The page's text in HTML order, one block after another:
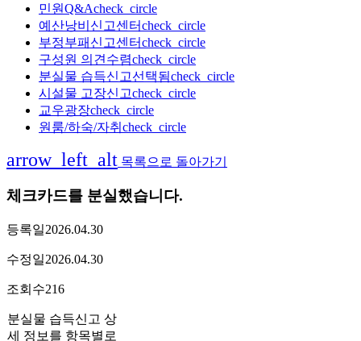
민원Q&Acheck_circle
예산낭비신고센터check_circle
부정부패신고센터check_circle
구성원 의견수렴check_circle
분실물 습득신고선택됨check_circle
시설물 고장신고check_circle
교우광장check_circle
원룸/하숙/자취 check_circle
arrow_left_alt 목록으로 돌아가기
체크카드를 분실했습니다.
등록일2026.04.30
수정일2026.04.30
조회수216
분실물 습득신고 상
세 정보를 항목별로